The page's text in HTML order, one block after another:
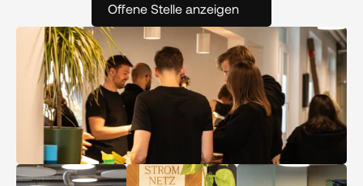
Offene Stelle anzeigen